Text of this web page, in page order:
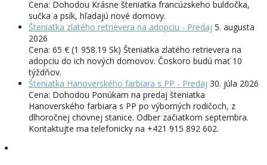
Cena: Dohodou Krásne šteniatka francúzskeho buldočka,
sučka a psík, hľadajú nové domovy.
Šteniatka zlatého retrievera na adopciu - Predaj 5. augusta
2026
Cena: 65 € (1 958.19 Sk) Šteniatka zlatého retrievera na
adopciu do ich nových domovov. Čoskoro budú mať 10
týždňov.
Šteniatka Hanoverského farbiara s PP - Predaj 30. júla 2026
Cena: Dohodou Ponúkam na predaj šteniatka
Hanoverského farbiara s PP po výborných rodičoch, z
dlhoročnej chovnej stanice. Odber začiatkom septembra.
Kontaktujte ma telefonicky na +421 915 892 602.